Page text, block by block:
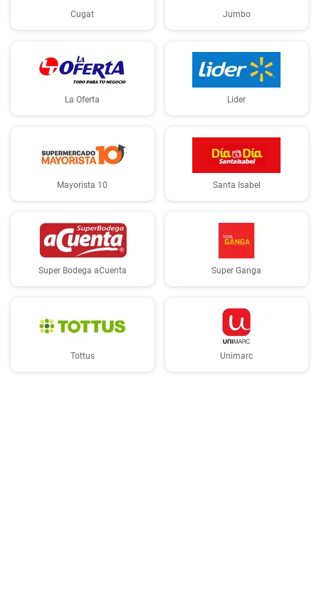
Cugat Jumbo
La Oferta Lider
Mayorista 10 Santa Isabel
Super Bodega aCuenta Super Ganga
Tottus Unimarc